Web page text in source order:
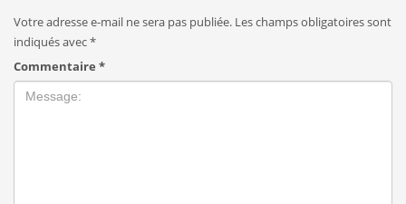
Votre adresse e-mail ne sera pas publiée. Les champs obligatoires sont
indiqués avec*
Commentaire *